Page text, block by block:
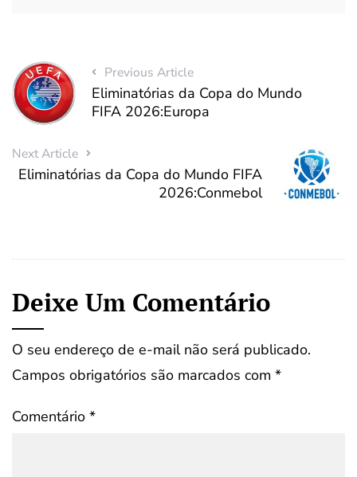
Previous Article
Eliminatórias da Copa do Mundo
FIFA 2026:Europa
Next Article
Eliminatórias da Copa do Mundo FIFA
2026:Conmebol
Deixe Um Comentário
O seu endereço de e-mail não será publicado.
Campos obrigatórios são marcados com *
Comentário *